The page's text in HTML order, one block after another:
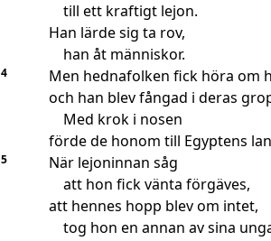
till ett kraftigt lejon.
Han lärde sig ta rov,
han åt människor.
4
Men hednafolken fick höra om
och han blev fångad i deras
Med krok i nosen
förde de honom till Egyptens
5
När lejoninnan såg
att hon fick vänta förgäves,
att hennes hopp blev om intet,
tog hon en annan av sina